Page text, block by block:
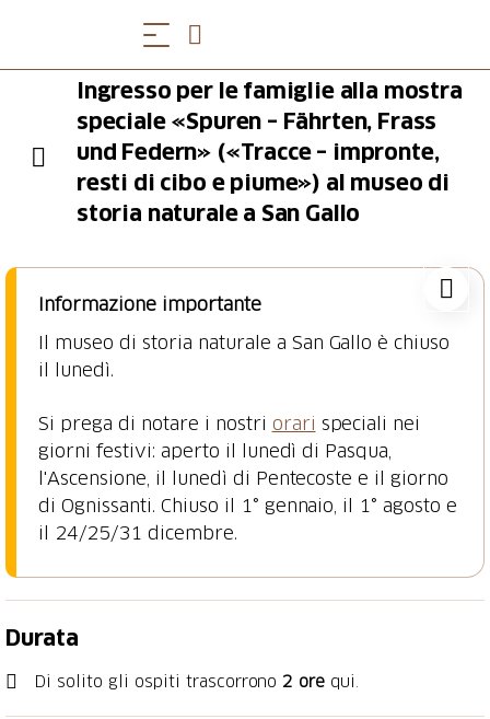
Ingresso per le famiglie alla mostra
speciale «Spuren – Fährten, Frass
und Federn» («Tracce – impronte,
resti di cibo e piume») al museo di
storia naturale a San Gallo
Informazione importante
Il museo di storia naturale a San Gallo è chiuso
il lunedì.
Si prega di notare i nostri orari speciali nei
giorni festivi: aperto il lunedì di Pasqua,
l'Ascensione, il lunedì di Pentecoste e il giorno
di Ognissanti. Chiuso il 1° gennaio, il 1° agosto e
il 24/25/31 dicembre.
Durata
Di solito gli ospiti trascorrono 2 ore qui.